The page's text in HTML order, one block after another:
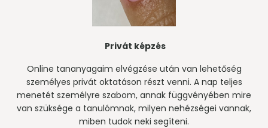
Privát képzés
Online tananyagaim elvégzése után van lehetőség
személyes privát oktatáson részt venni. A nap teljes
menetét személyre szabom, annak függvényében mire
van szüksége a tanulómnak, milyen nehézségei vannak,
miben tudok neki segíteni.